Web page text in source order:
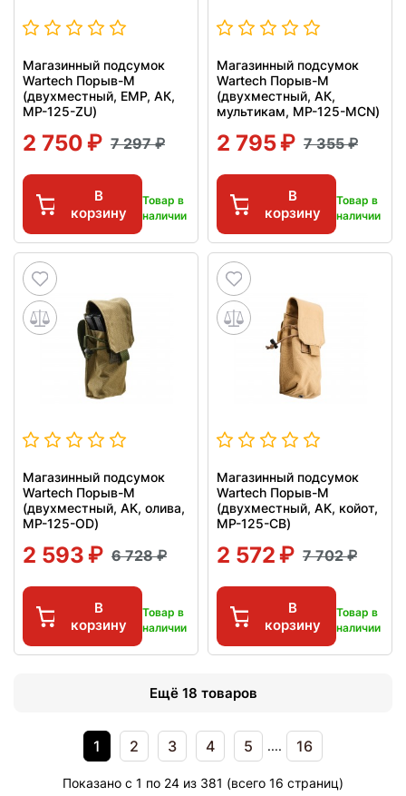
Магазинный подсумок
Wartech Порыв-М
(двухместный, ЕМР, АК,
MP-125-ZU)
2 750 7 297
В
корзину
Товар в
наличии
Магазинный подсумок
Wartech Порыв-М
(двухместный, АК,
мультикам, MP-125-MCN)
2 795 7 355
В
корзину
Товар в
наличии
Магазинный подсумок
Wartech Порыв-М
(двухместный, AK, олива,
MP-125-OD)
2 593 6 728
В
корзину
Товар в
наличии
Магазинный подсумок
Wartech Порыв-М
(двухместный, AK, койот,
MP-125-CB)
2 572 7 702
В
корзину
Товар в
наличии
Ещё 18 товаров
1 2 3 4 5 .... 16
Показано с 1 по 24 из 381 (всего 16 страниц)